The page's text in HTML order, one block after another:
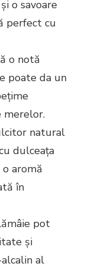
o savoare
perfect cu
o notă
poate da un
merelor.
natural
dulceața
aromă
în
pot
și
al